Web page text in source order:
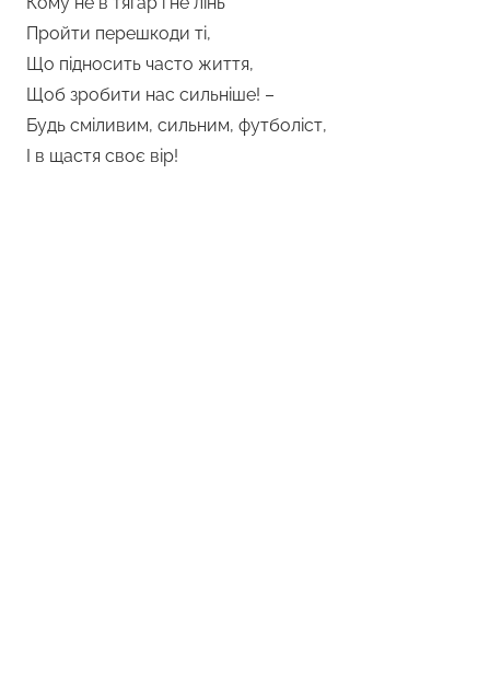
Пройти перешкоди ті,
Що підносить часто життя,
Щоб зробити нас сильніше! –
Будь сміливим, сильним, футболіст,
І в щастя своє вір!